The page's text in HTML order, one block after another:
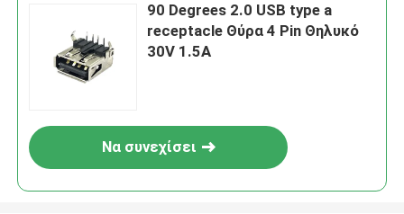
90 Degrees 2.0 USB type a
receptacle Θύρα 4 Pin Θηλυκό
30V 1.5A
Να συνεχίσει